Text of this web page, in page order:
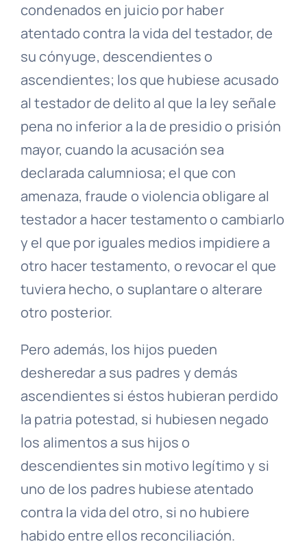
condenados en juicio por haber
atentado contra la vida del testador, de
su cónyuge, descendientes o
ascendientes; los que hubiese acusado
al testador de delito al que la ley señale
pena no inferior a la de presidio o prisión
mayor, cuando la acusación sea
declarada calumniosa; el que con
amenaza, fraude o violencia obligare al
testador a hacer testamento o cambiarlo
y el que por iguales medios impidiere a
otro hacer testamento, o revocar el que
tuviera hecho, o suplantare o alterare
otro posterior.
Pero además, los hijos pueden
desheredar a sus padres y demás
ascendientes si éstos hubieran perdido
la patria potestad, si hubiesen negado
los alimentos a sus hijos o
descendientes sin motivo legítimo y si
uno de los padres hubiese atentado
contra la vida del otro, si no hubiere
habido entre ellos reconciliación.